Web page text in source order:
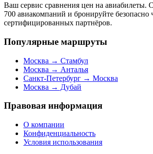
Ваш сервис сравнения цен на авиабилеты.
700 авиакомпаний и бронируйте безопасно
сертифицированных партнёров.
Популярные маршруты
Москва → Стамбул
Москва → Анталья
Санкт-Петербург → Москва
Москва → Дубай
Правовая информация
О компании
Конфиденциальность
Условия использования